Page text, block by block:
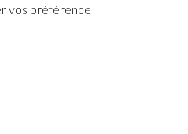
vos préférence